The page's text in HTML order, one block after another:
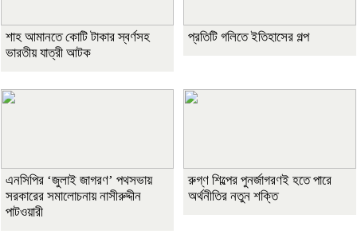
শাহ আমানতে কোটি টাকার স্বর্ণসহ
ভারতীয় যাত্রী আটক
প্রতিটি গলিতে ইতিহাসের গল্প
এনসিপির ‘জুলাই জাগরণ’ পথসভায়
সরকারের সমালোচনায় নাসীরুদ্দীন
পাটওয়ারী
রুগ্ণ শিল্পের পুনর্জাগরণই হতে পারে
অর্থনীতির নতুন শক্তি